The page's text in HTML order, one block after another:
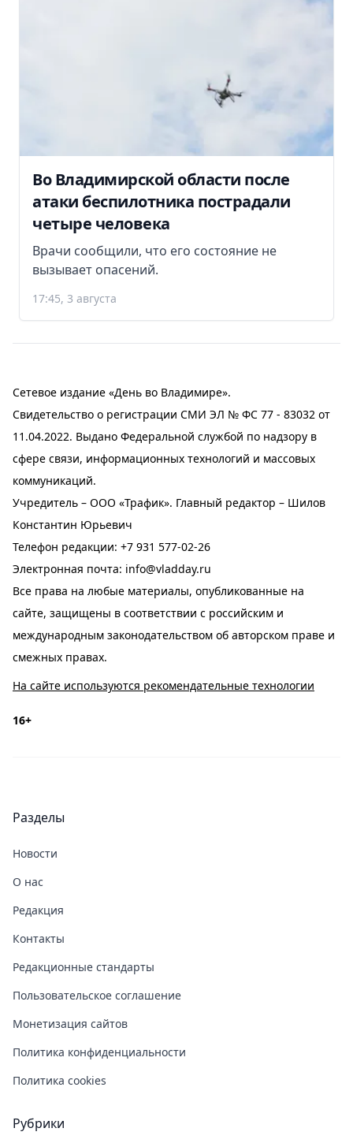
Во Владимирской области после
атаки беспилотника пострадали
четыре человека
Врачи сообщили, что его состояние не
вызывает опасений.
17:45, 3 августа
Сетевое издание «День во Владимире».
Свидетельство о регистрации СМИ ЭЛ № ФС 77 - 83032 от
11.04.2022. Выдано Федеральной службой по надзору в
сфере связи, информационных технологий и массовых
коммуникаций.
Учредитель – ООО «Трафик». Главный редактор – Шилов
Константин Юрьевич
Телефон редакции: +7 931 577-02-26
Электронная почта: info@vladday.ru
Все права на любые материалы, опубликованные на
сайте, защищены в соответствии с российским и
международным законодательством об авторском праве и
смежных правах.
На сайте используются рекомендательные технологии
16+
Разделы
Новости
О нас
Редакция
Контакты
Редакционные стандарты
Пользовательское соглашение
Монетизация сайтов
Политика конфиденциальности
Политика cookies
Рубрики